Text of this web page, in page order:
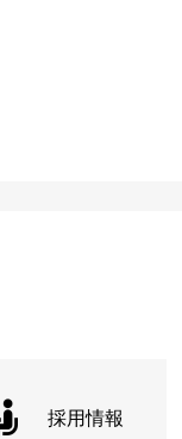
採用情報